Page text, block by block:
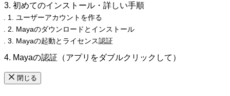
3. 初めてのインストール・詳しい手順
1. ユーザーアカウントを作る
2. Mayaのダウンロードとインストール
3. Mayaの起動とライセンス認証
4. Mayaの認証（アプリをダブルクリックして）
閉じる